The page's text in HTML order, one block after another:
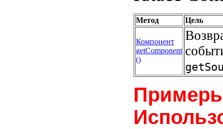
Метод Цель
Компонент
getComponent
()